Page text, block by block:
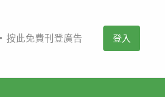
按此免費刊登廣告 登入